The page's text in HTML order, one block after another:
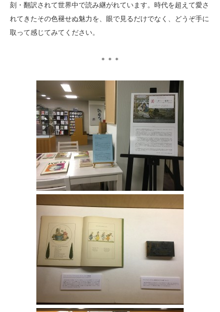
刻・翻訳されて世界中で読み継がれています。時代を超えて愛さ
れてきたその色褪せぬ魅力を、眼で見るだけでなく、どうぞ手に
取って感じてみてください。
＊＊＊